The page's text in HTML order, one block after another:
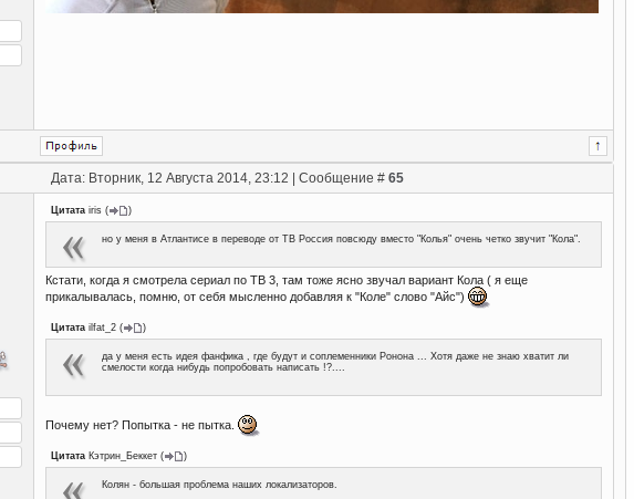
Дата: Вторник, 12 Августа 2014, 23:12 | Сообщение # 65
Цитата iris ( )
но у меня в Атлантисе в переводе от ТВ Россия повсюду вместо "Колья" очень четко звучит "Кола".
Кстати, когда я смотрела сериал по ТВ 3, там тоже ясно звучал вариант Кола ( я еще
прикалывалась, помню, от себя мысленно добавляя к "Коле" слово "Айс")
Цитата ilfat_2 ( )
да у меня есть идея фанфика , где будут и соплеменники Ронона ... Хотя даже не знаю хватит ли
смелости когда нибудь попробовать написать !?....
Почему нет? Попытка - не пытка.
Цитата Кэтрин_Беккет ( )
Колян - большая проблема наших локализаторов.